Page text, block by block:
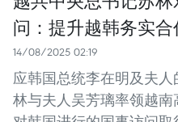
问：提升越韩务实
14/08/2025 02:19
应韩国总统李在明及夫
林与夫人吴芳璃率领越南